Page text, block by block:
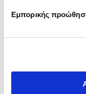
Εμπορικής